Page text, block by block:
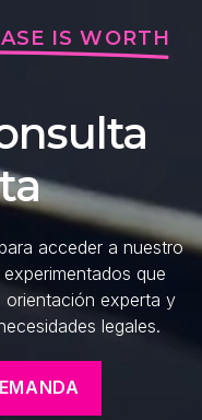
IS WORTH
acceder a nuestro
que
orientación experta y
legales.